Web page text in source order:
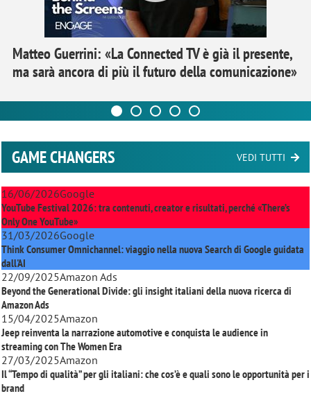
Matteo Guerrini: «La Connected TV è già il presente,
ma sarà ancora di più il futuro della comunicazione»
GAME CHANGERS VEDI TUTTI
16/06/2026Google
YouTube Festival 2026: tra contenuti, creator e risultati, perché «There’s
Only One YouTube»
31/03/2026Google
Think Consumer Omnichannel: viaggio nella nuova Search di Google guidata
dall'AI
22/09/2025Amazon Ads
Beyond the Generational Divide: gli insight italiani della nuova ricerca di
Amazon Ads
15/04/2025Amazon
Jeep reinventa la narrazione automotive e conquista le audience in
streaming conThe Women Era
27/03/2025Amazon
Il “Tempo di qualità” per gli italiani: che cos’è e quali sono le opportunità per i
brand